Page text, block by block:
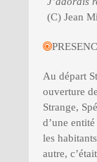
(C) Jean
Au départ
ouverture
Strange,
d’une
les
autre,